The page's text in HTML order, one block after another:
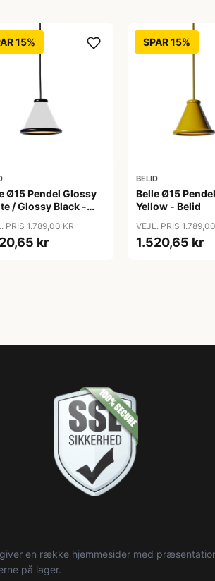
15%
Ø15 Pendel Glossy
/ Glossy Black -
PRIS 1.789,00 KR
kr
SPAR 15%
BELID
Belle Ø15
Yellow - Belid
VEJL. PRIS
1.520,65 kr
en række hjemmesider med
på lager.